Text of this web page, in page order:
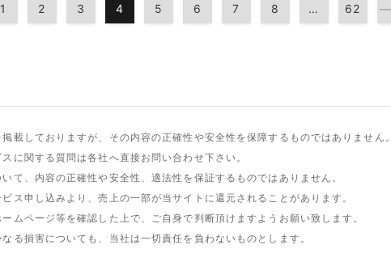
1 2 3 4 5 6 7 8 … 62
載しておりますが、その内容の正確性や安全性を保障するものではありません。
に関する質問は各社へ直接お問い合わせ下さい。
て、内容の正確性や安全性、適法性を保証するものではありません。
ス申し込みより、売上の一部が当サイトに還元されることがあります。
ムページ等を確認した上で、ご自身で判断頂けますようお願い致します。
る損害についても、当社は一切責任を負わないものとします。